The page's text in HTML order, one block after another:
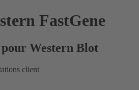
FastGene
Western Blot
client